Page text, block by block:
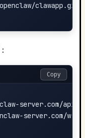
clawapp.git
server.com/api',
server.com/ws',
Copy